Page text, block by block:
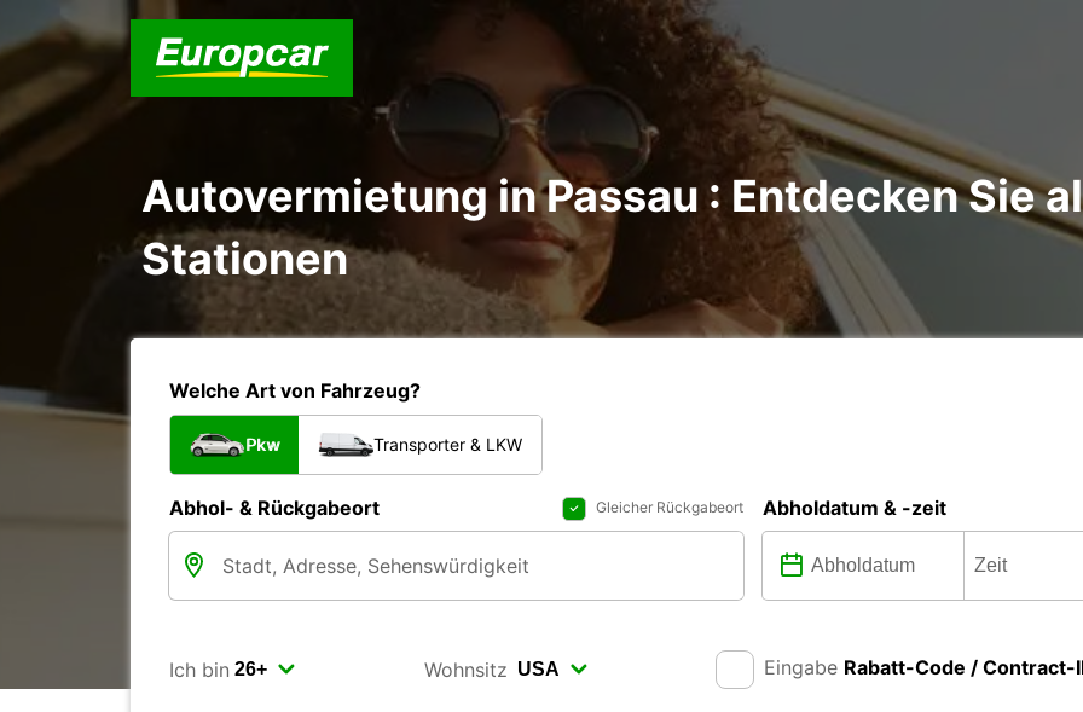
Autovermietung in Passau : Entdecken Sie
Stationen
Welche Art von Fahrzeug?
Pkw Transporter & LKW
Abhol- & Rückgabeort Gleicher Rückgabeort Abholdatum & -zeit
Ich bin Wohnsitz Eingabe Rabatt-Code / Contract-